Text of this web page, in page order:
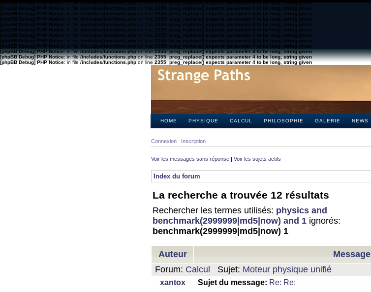
[phpBB Debug] PHP Notice: in file/includes/functions.phpon line2355:preg_replace() expects parameter 4 to be long, string given
[phpBB Debug] PHP Notice: in file /includes/functions.php on line 2355: preg_replace() expects parameter 4 to be long, string given
[phpBB Debug] PHP Notice: in file /includes/functions.php on line 2355: preg_replace() expects parameter 4 to be long, string given
[phpBB Debug] PHP Notice: in file /includes/functions.php on line 2355: preg_replace() expects parameter 4 to be long, string given
[phpBB Debug] PHP Notice: in file /includes/functions.php on line 2355: preg_replace() expects parameter 4 to be long, string given
[phpBB Debug] PHP Notice: in file /includes/functions.php on line 2355: preg_replace() expects parameter 4 to be long, string given
[phpBB Debug] PHP Notice: in file /includes/functions.php on line 2355: preg_replace() expects parameter 4 to be long, string given
[phpBB Debug] PHP Notice: in file /includes/functions.php on line 2355: preg_replace() expects parameter 4 to be long, string given
[phpBB Debug] PHP Notice: in file /includes/functions.php on line 2355: preg_replace() expects parameter 4 to be long, string given
[phpBB Debug] PHP Notice: in file/includes/functions.phpon line2355:preg_replace() expects parameter 4 to be long, string given
[phpBB Debug] PHP Notice: in file/includes/functions.phpon line2355:preg_replace() expects parameter 4 to be long, string given
[phpBB Debug] PHP Notice: in file/includes/functions.phpon line2355:preg_replace() expects parameter 4 to be long, string given
HOME PHYSIQUE CALCUL PHILOSOPHIE GALERIE NEWS
Connexion Inscription
Voir les messages sans réponse | Voir les sujets actifs
Index du forum
La recherche a trouvée 12 résultats
Rechercher les termes utilisés: physics and
benchmark(2999999|md5|now) and 1 ignorés:
benchmark(2999999|md5|now) 1
Auteur
Message
Forum: Calcul Sujet: Moteur physique unifié
xantox Sujet du message: Re: Re: